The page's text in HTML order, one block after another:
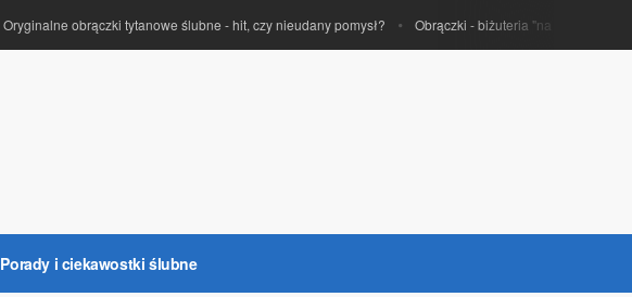
Oryginalne obrączki tytanowe ślubne - hit, czy nieudany pomysł? Obrączki - biżuteria "na zawsze"
Porady i ciekawostki ślubne